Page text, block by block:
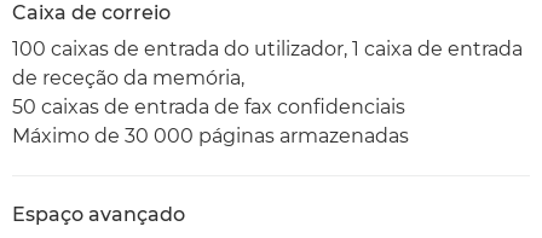
Caixa de correio
100 caixas de entrada do utilizador, 1 caixa de entrada
de receção da memória,
50 caixas de entrada de fax confidenciais
Máximo de 30 000 páginas armazenadas
Espaço avançado